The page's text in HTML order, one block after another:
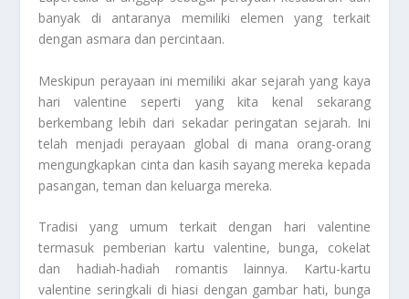
banyak di antaranya memiliki elemen yang terkait
dengan asmara dan percintaan.
Meskipun perayaan ini memiliki akar sejarah yang kaya
hari valentine seperti yang kita kenal sekarang
berkembang lebih dari sekadar peringatan sejarah. Ini
telah menjadi perayaan global di mana orang-orang
mengungkapkan cinta dan kasih sayang mereka kepada
pasangan, teman dan keluarga mereka.
Tradisi yang umum terkait dengan hari valentine
termasuk pemberian kartu valentine, bunga, cokelat
dan hadiah-hadiah romantis lainnya. Kartu-kartu
valentine seringkali di hiasi dengan gambar hati, bunga